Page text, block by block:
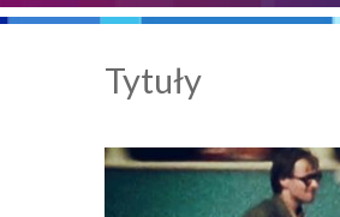
Tytuły